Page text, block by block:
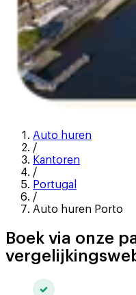
Auto huren
/
Kantoren
/
Portugal
/
Auto huren Porto
Boek via onze